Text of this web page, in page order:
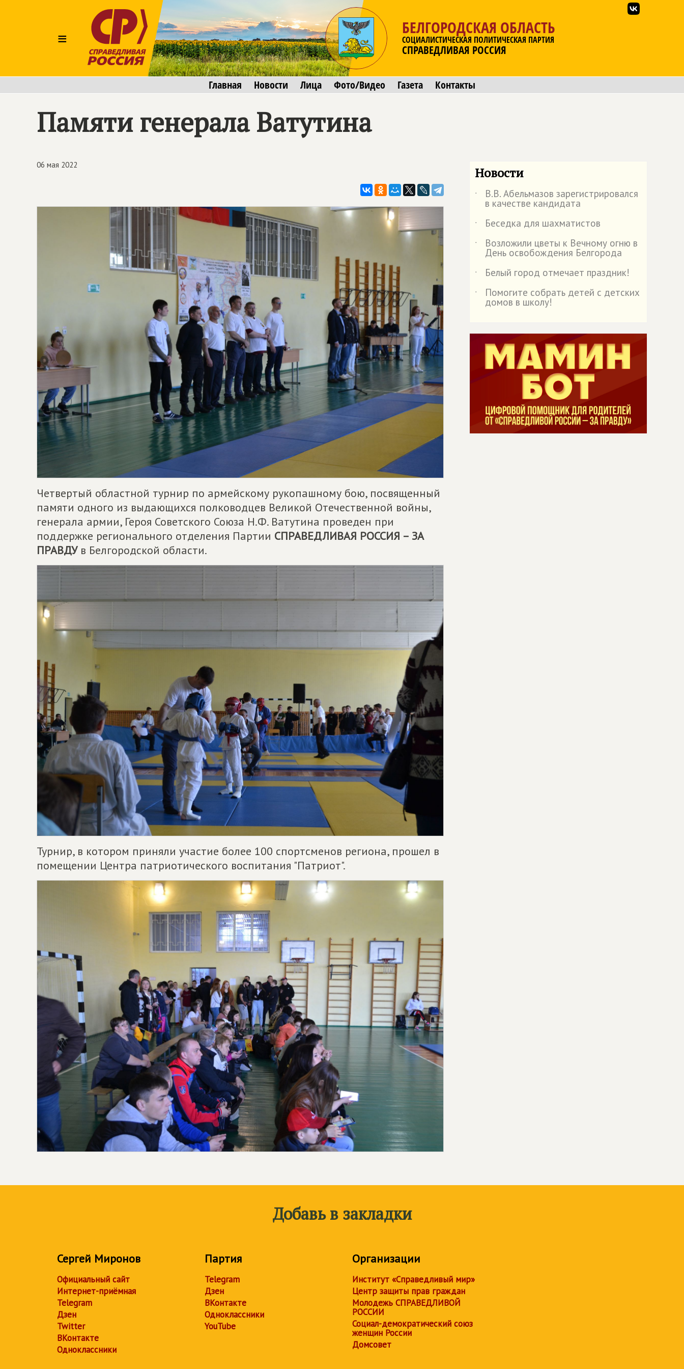
≡
БЕЛГОРОДСКАЯ ОБЛАСТЬ
СОЦИАЛИСТИЧЕСКАЯ ПОЛИТИЧЕСКАЯ ПАРТИЯ
СПРАВЕДЛИВАЯ РОССИЯ
Главная Новости Лица Фото/Видео Газета Контакты
Памяти генерала Ватутина
06 мая 2022
Четвертый областной турнир по армейскому рукопашному бою, посвященный
памяти одного из выдающихся полководцев Великой Отечественной войны,
генерала армии, Героя Советского Союза Н.Ф. Ватутина проведен при
поддержке регионального отделения Партии СПРАВЕДЛИВАЯ РОССИЯ – ЗА
ПРАВДУв Белгородской области.
Турнир, в котором приняли участие более 100 спортсменов региона, прошел в
помещении Центра патриотического воспитания "Патриот".
Новости
˙ В.В. Абельмазов зарегистрировался
в качестве кандидата
˙
Беседка для шахматистов
˙
Возложили цветы к Вечному огню в
День освобождения Белгорода
˙
Белый город отмечает праздник!
˙
Помогите собрать детей с детских
домов в школу!
Добавь в закладки
Сергей Миронов
Официальный сайт
Интернет-приёмная
Telegram
Дзен
Twitter
ВКонтакте
Одноклассники
Партия
Telegram
Дзен
ВКонтакте
Одноклассники
YouTube
Организации
Институт «Справедливый мир»
Центр защиты прав граждан
Молодежь СПРАВЕДЛИВОЙ
РОССИИ
Социал-демократический союз
женщин России
Домсовет